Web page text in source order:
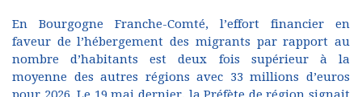
En Bourgogne Franche-Comté, l’effort financier en
faveur de l’hébergement des migrants par rapport au
nombre d’habitants est deux fois supérieur à la
moyenne des autres régions avec 33 millions d’euros